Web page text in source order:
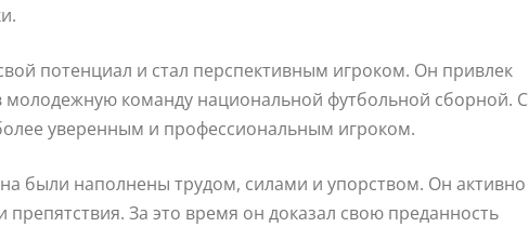
потенциал и стал перспективным игроком. Он привлек
команду национальной футбольной сборной. С
уверенным и профессиональным игроком.
были наполнены трудом, силами и упорством. Он активно
За это время он доказал свою преданность